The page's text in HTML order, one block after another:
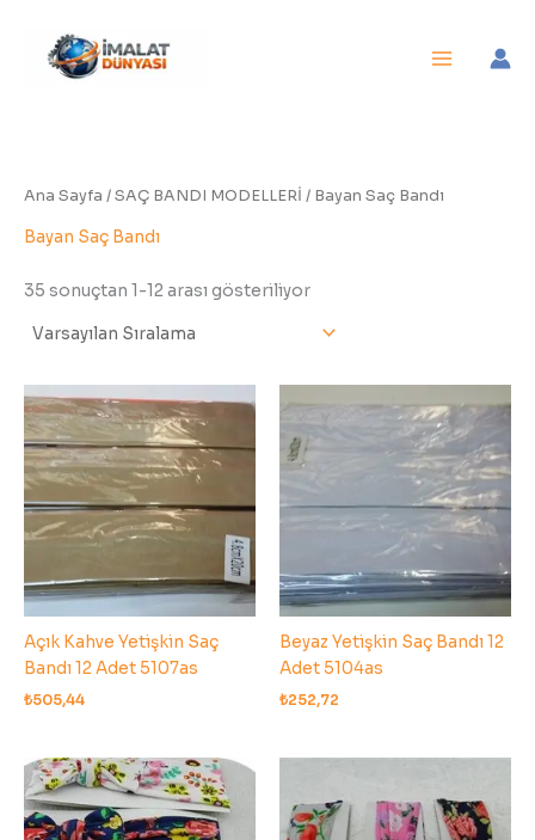
Ana Sayfa /SAÇ BANDI MODELLERİ / Bayan Saç Bandı
Bayan Saç Bandı
35 sonuçtan 1-12 arası gösteriliyor
Açık Kahve Yetişkin Saç
Bandı 12 Adet 5107as
₺505,44
Beyaz Yetişkin Saç Bandı 12
Adet 5104as
₺252,72